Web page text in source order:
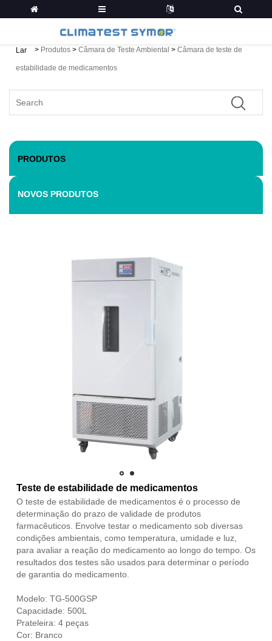
Lar > Produtos > Câmara de Teste Ambiental > Câmara de teste de
estabilidade de medicamentos
PRODUTOS
NOVOS PRODUTOS
Teste de estabilidade de medicamentos
O teste de estabilidade de medicamentos é o processo de
determinação do prazo de validade de produtos
farmacêuticos. Envolve testar o medicamento sob diversas
condições ambientais, como temperatura, umidade e luz,
para avaliar a reação do medicamento ao longo do tempo. Os
resultados dos testes são usados ​​para determinar o período
de garantia do medicamento.
Modelo: TG-500GSP
Capacidade: 500L
Prateleira: 4 peças
Cor: Branco